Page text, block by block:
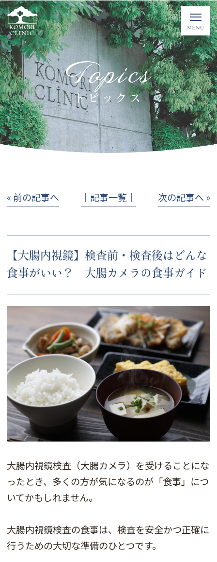
Topics
トピックス
« 前の記事へ │記事一覧│ 次の記事へ »
【大腸内視鏡】検査前・検査後はどんな
食事がいい？ 大腸カメラの食事ガイド
大腸内視鏡検査（大腸カメラ）を受けることにな
ったとき、多くの方が気になるのが「食事」につ
いてかもしれません。
大腸内視鏡検査の食事は、検査を安全かつ正確に
行うための大切な準備のひとつです。